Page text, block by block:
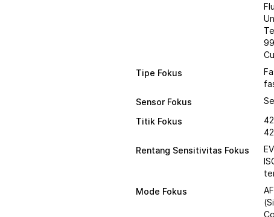
Tipe Fokus
Sensor Fokus
Titik Fokus
Rentang Sensitivitas Fokus
Mode Fokus